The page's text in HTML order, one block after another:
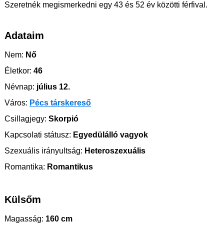
Szeretnék megismerkedni egy 43 és 52 év közötti férfival.
Adataim
Nem: Nő
Életkor: 46
Névnap: július 12.
Város: Pécs társkereső
Csillagjegy: Skorpió
Kapcsolati státusz: Egyedülálló vagyok
Szexuális irányultság: Heteroszexuális
Romantika: Romantikus
Külsőm
Magasság: 160 cm